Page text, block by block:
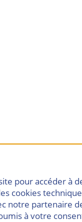
pour accéder à
cookies
notre partenaire
à votre